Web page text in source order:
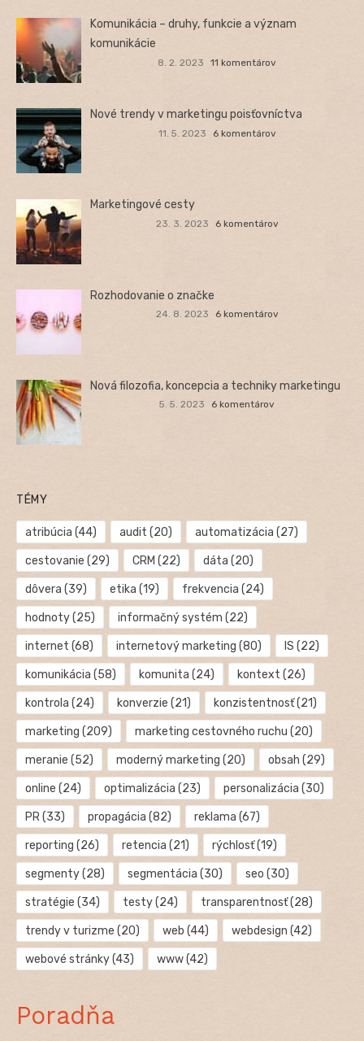
Komunikácia – druhy, funkcie a význam
komunikácie
8. 2. 2023 11 komentárov
Nové trendy v marketingu poisťovníctva
11. 5. 2023 6 komentárov
Marketingové cesty
23. 3. 2023 6 komentárov
Rozhodovanie o značke
24. 8. 2023 6 komentárov
Nová filozofia, koncepcia a techniky marketingu
5. 5. 2023 6 komentárov
TÉMY
atribúcia (44) audit (20) automatizácia (27)
cestovanie (29) CRM (22) dáta (20)
dôvera (39) etika (19) frekvencia (24)
hodnoty(25) informačný systém (22)
internet (68) internetový marketing (80) IS (22)
komunikácia (58) komunita (24) kontext (26)
kontrola (24) konverzie (21) konzistentnosť(21)
marketing (209) marketing cestovného ruchu (20)
meranie (52) moderný marketing (20) obsah (29)
online (24) optimalizácia (23) personalizácia (30)
PR(33) propagácia (82) reklama (67)
reporting (26) retencia (21) rýchlosť(19)
segmenty(28) segmentácia (30) seo (30)
stratégie (34) testy(24) transparentnosť(28)
trendy v turizme (20) web (44) webdesign (42)
webové stránky(43) www(42)
Poradňa